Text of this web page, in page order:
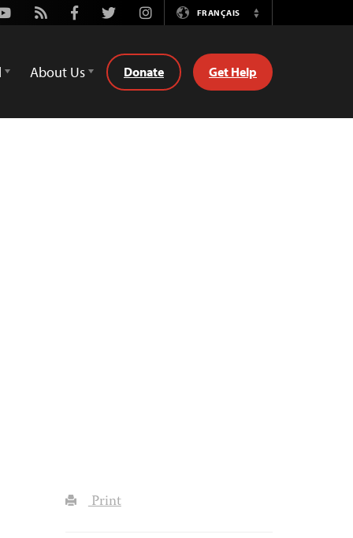
Rss FacebookTwitterInstagramFRANÇAIS
Switch
About Us Donate Get Help
Print